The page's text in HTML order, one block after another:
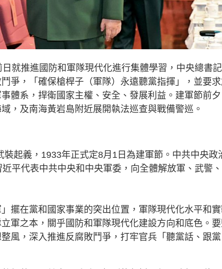
就推進國防和軍隊現代化進行集體學習，中央總書
爭，「確保槍桿子（軍隊）永遠聽黨指揮」，並要求
體系，捍衛國家主權、安全、發展利益。建軍節前夕
，及南海黃岩島附近展開執法巡查與戰備警巡。
起義，1933年正式定8月1日為建軍節。中共中央政
平代表中共中央和中央軍委，向全體解放軍、武警
擺在黨和國家事業的突出位置，軍隊現代化水平和
軍之本，關乎國防和軍隊現代化建設方向和底色。
風，深入推進反腐敗鬥爭，打牢官兵「聽黨話、跟黨